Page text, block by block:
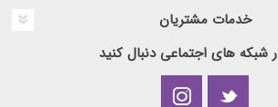
خدمات مشتریان
شبکه های اجتماعی دنبال کنید